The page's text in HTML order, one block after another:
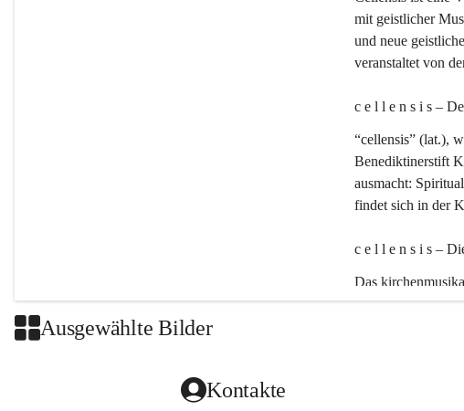
mit geistlicher
und neue
veranstaltet von
c e l l e n s i s –
“cellensis” (lat.),
Benediktinerstift
ausmacht:
findet sich in der
c e l l e n s i s –
Das
Ausgewählte Bilder
Kontakte